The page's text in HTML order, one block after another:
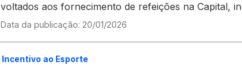
voltados aos fornecimento de refeições na Capital,
alimentação escolar, restaurantes comunitários e
Data da publicação: 20/01/2026
Incentivo ao Esporte